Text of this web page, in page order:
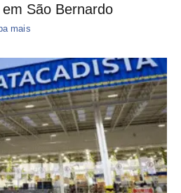
São Bernardo
mais